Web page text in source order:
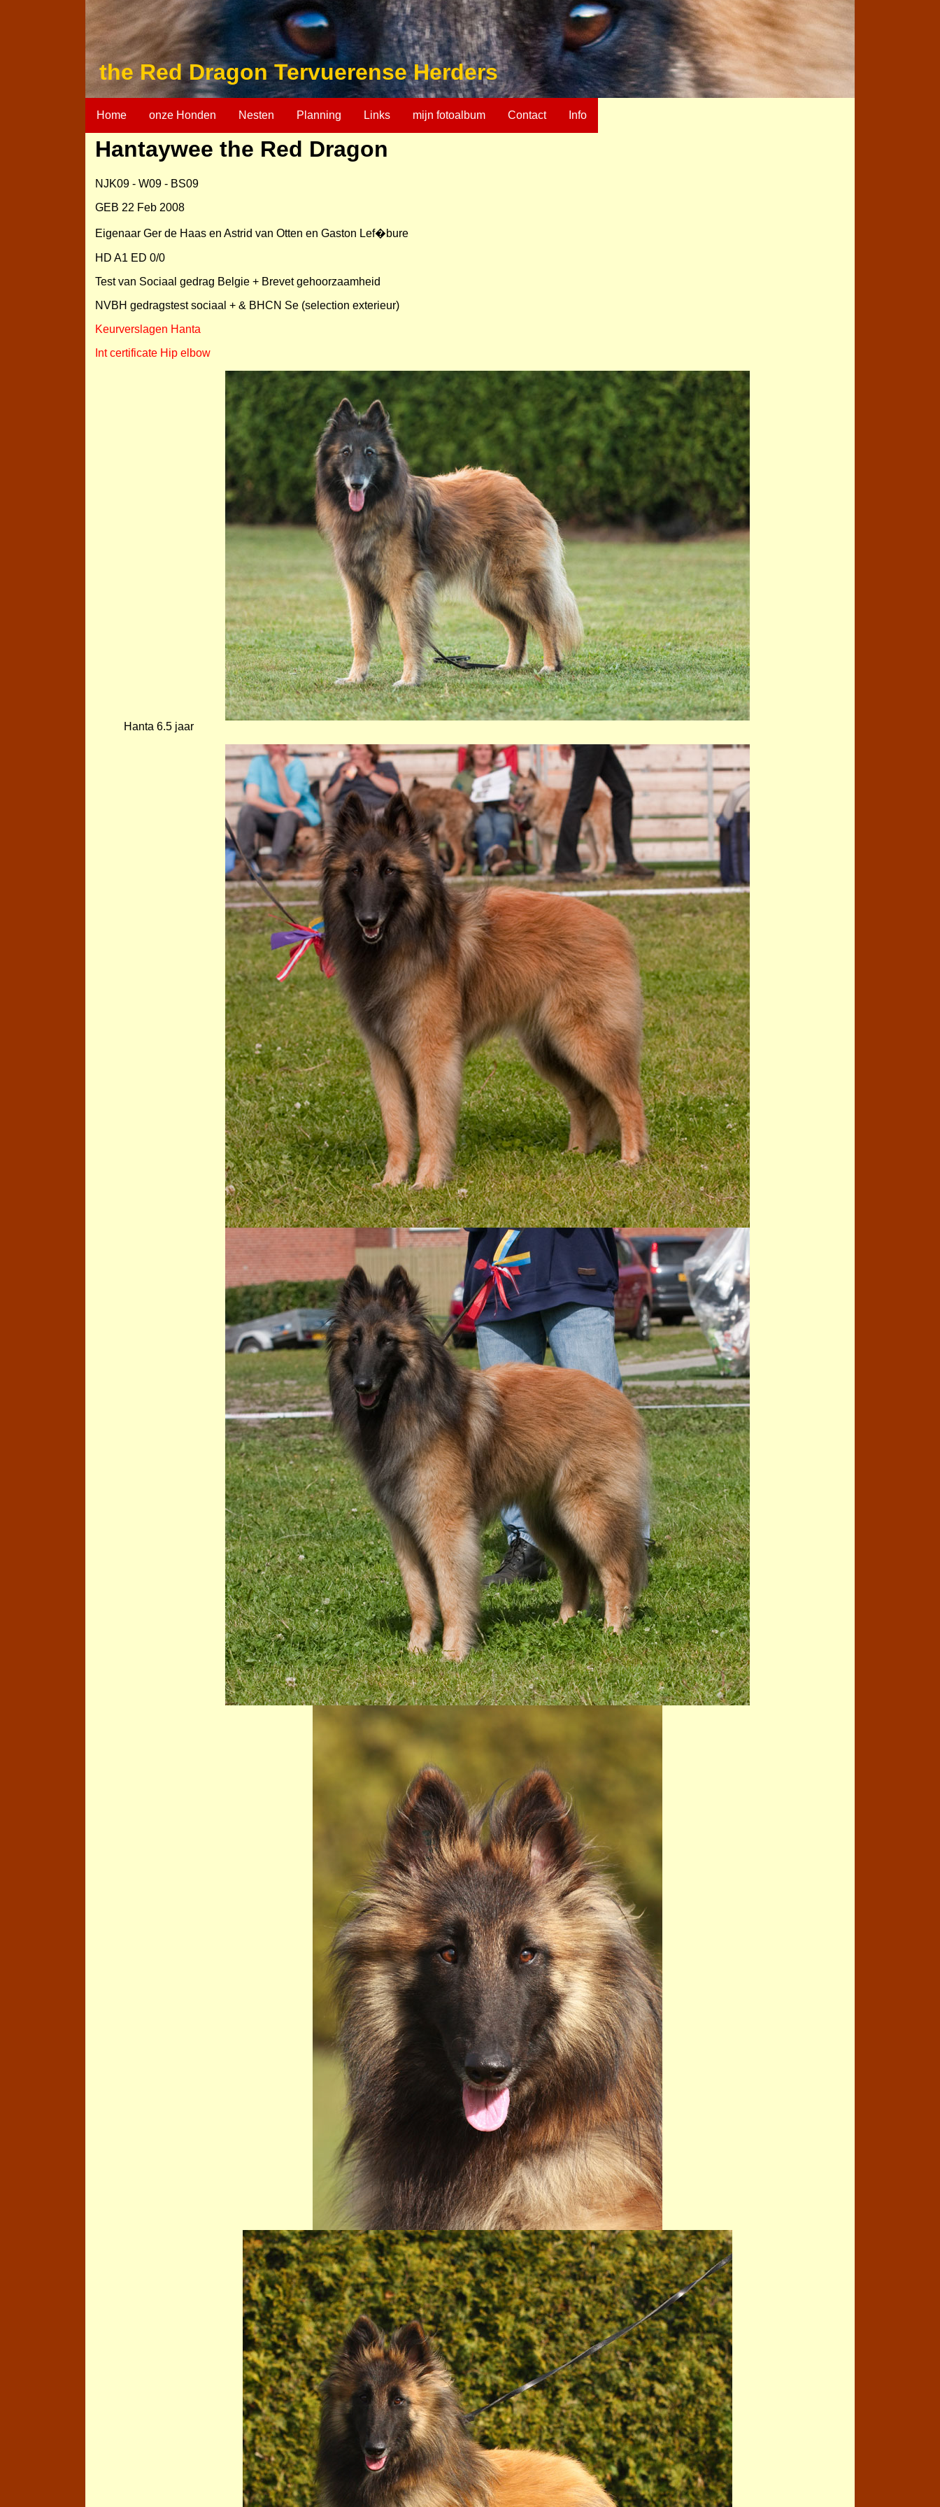
the Red Dragon Tervuerense Herders
Home onze Honden Nesten Planning Links mijn fotoalbum Contact Info
Hantaywee the Red Dragon
NJK09 - W09 - BS09
GEB 22 Feb 2008
Eigenaar Ger de Haas en Astrid van Otten en Gaston Lef�bure
HD A1 ED 0/0
Test van Sociaal gedrag Belgie + Brevet gehoorzaamheid
NVBH gedragstest sociaal + & BHCN Se (selection exterieur)
Keurverslagen Hanta
Int certificate Hip elbow
Hanta 6.5 jaar